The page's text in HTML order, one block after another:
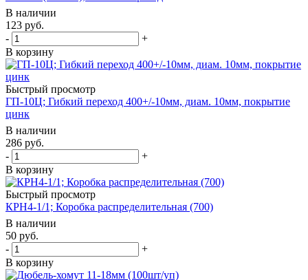
В наличии
123 руб.
-
+
В корзину
Быстрый просмотр
ГП-10Ц; Гибкий переход 400+/-10мм, диам. 10мм, покрытие
цинк
В наличии
286 руб.
-
+
В корзину
Быстрый просмотр
КРН4-1/1; Коробка распределительная (700)
В наличии
50 руб.
-
+
В корзину